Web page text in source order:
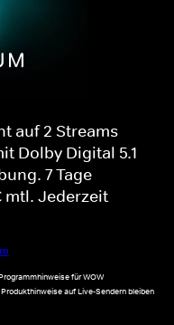
auf 2 Streams
Dolby Digital 5.1
7 Tage
mtl. Jederzeit
für WOW
auf Live-Sendern bleiben